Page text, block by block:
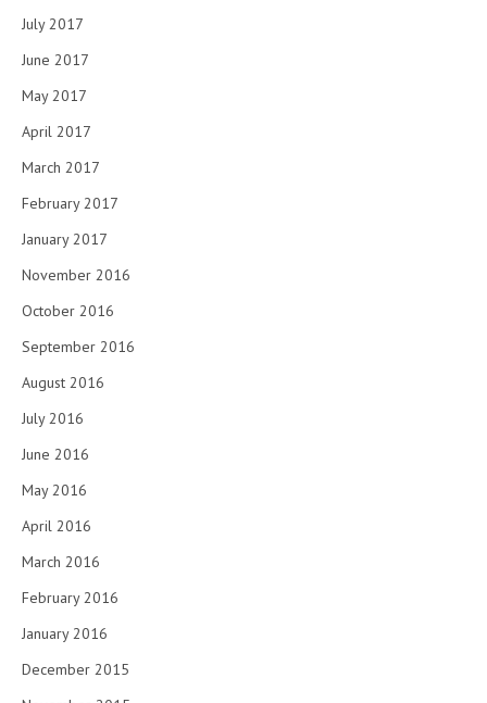
July 2017
June 2017
May 2017
April 2017
March 2017
February 2017
January 2017
November 2016
October 2016
September 2016
August 2016
July 2016
June 2016
May 2016
April 2016
March 2016
February 2016
January 2016
December 2015